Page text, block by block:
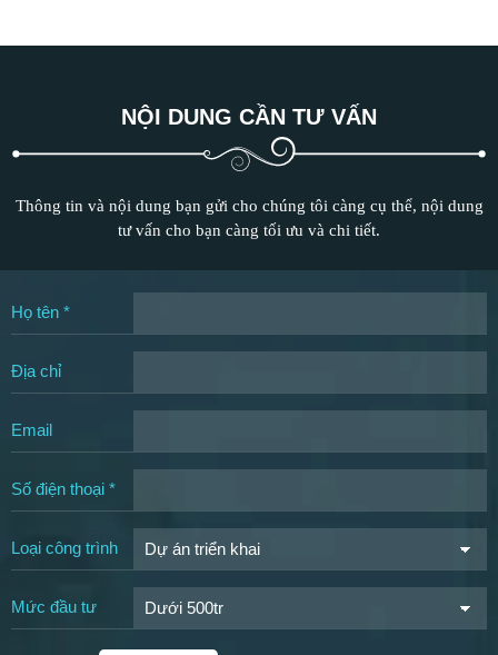
NỘI DUNG CẦN TƯ VẤN
Thông tin và nội dung bạn gửi cho chúng tôi càng cụ thể, nội dung
tư vấn cho bạn càng tối ưu và chi tiết.
Họ tên *
Địa chỉ
Email
Số điện thoại *
Loại công trình
Mức đầu tư